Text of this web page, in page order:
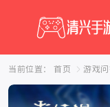
当前位置： 首页 游戏